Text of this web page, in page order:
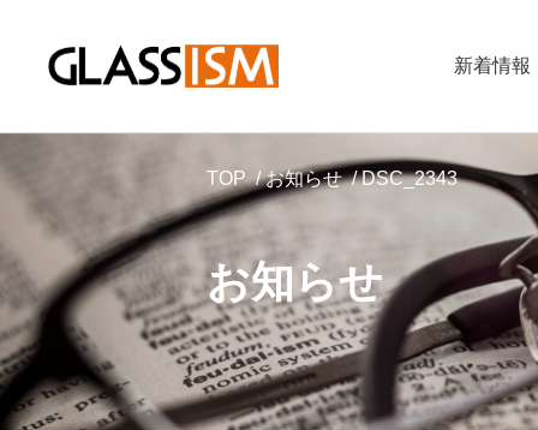
新着情報
お知らせ
TOP お知らせ DSC_2343